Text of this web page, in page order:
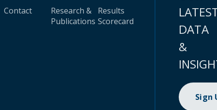
Contact
Research &
Publications
Results
Scorecard
DATA
&
Sign